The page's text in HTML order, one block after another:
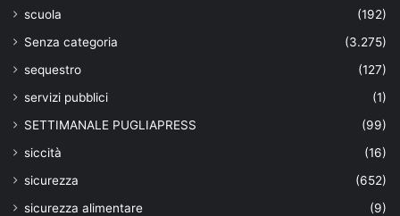
scuola
(192)
Senza categoria
(3.275)
sequestro
(127)
servizi pubblici
(1)
SETTIMANALE PUGLIAPRESS
(99)
siccità
(16)
sicurezza
(652)
sicurezza alimentare
(9)